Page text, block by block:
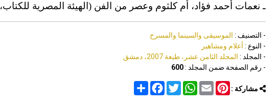
ـ نعمات أحمد فؤاد، أم كلثوم وعصر من الفن (الهيئة المصرية للكتاب، 1983).
- التصنيف : الموسيقى والسينما والمسرح
- النوع : أعلام ومشاهير
- المجلد : المجلد الثامن عشر، طبعة 2007، دمشق
- رقم الصفحة ضمن المجلد :600
مشاركة : Share
FacebookTwitter
WhatsAppEmail
Pinterest